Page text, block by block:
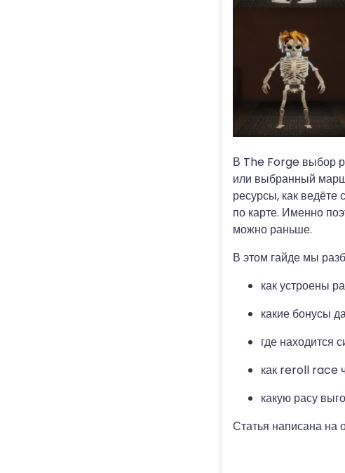
В The Forge выбор
или выбранный
ресурсы, как
по карте. Именно
можно раньше.
В этом гайде мы
как устроены
какие бонусы
где находится
как reroll race
какую расу
Статья написана на